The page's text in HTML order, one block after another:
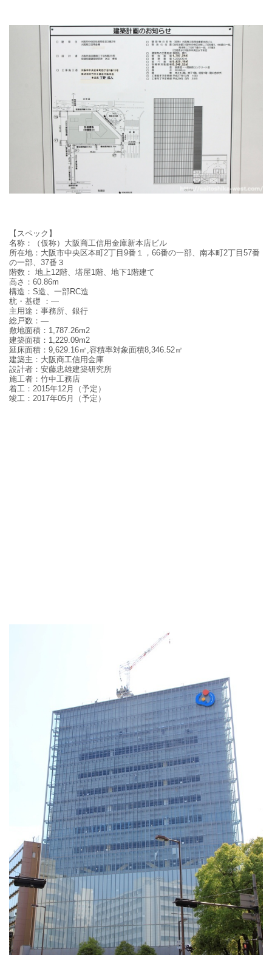
【スペック】
名称：
（仮称）大阪商工信用金庫新本店ビル
所在地 ：大阪市中央区本町2丁目9番１，66番の一部、南本町2丁目57番
の一部、37番３
階数： 地上12階、塔屋1階、地下1階建て
高さ： 60.86m
構造 ： S造、一部RC造
杭・基礎
： —
主用途：事務所、銀行
総戸数： —
敷地面積 ： 1,787.26m2
建築面積 ： 1,229.09m2
延床面積 ： 9,629.16㎡,容積率対象面積8,346.52㎡
建築主： 大阪商工信用金庫
設計者： 安藤忠雄建築研究所
施工者：竹中工務店
着工： 2015年12月（予定）
竣工：2017年05月（予定）